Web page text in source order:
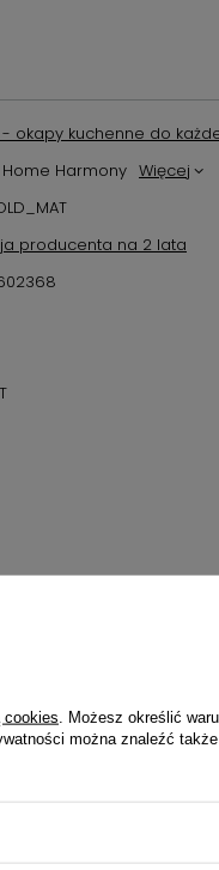
- okapy kuchenne do
Home Harmony Więcej
producenta na 2 lata
cookies . Możesz określić
można znaleźć